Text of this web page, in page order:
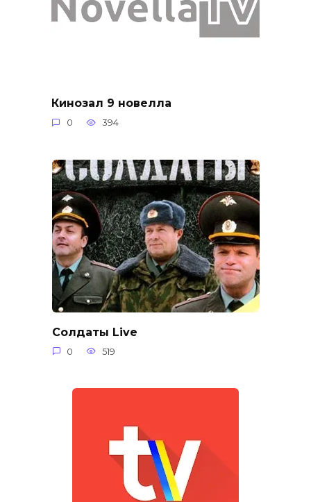
Кинозал 9 новелла
0 394
Солдаты Live
0 519